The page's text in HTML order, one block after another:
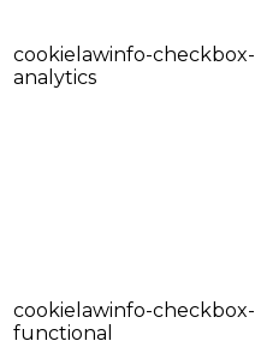
cookielawinfo-checkbox-
analytics
cookielawinfo-checkbox-
functional